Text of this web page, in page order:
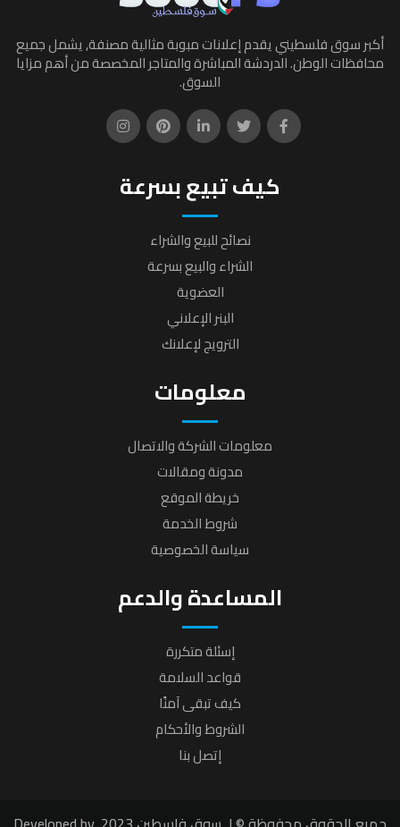
أكبر سوق فلسطيني يقدم إعلانات مبوبة مثالية مصنفة, يشمل جميع
محافظات الوطن. الدردشة المباشرة والمتاجر المخصصة من أهم مزايا
السوق.
كيف تبيع بسرعة
نصائح للبيع والشراء
الشراء والبيع بسرعة
العضوية
البنر الإعلاني
الترويج لإعلانك
معلومات
معلومات الشركة والاتصال
مدونة ومقالات
خريطة الموقع
شروط الخدمة
سياسة الخصوصية
المساعدة والدعم
إسئلة متكررة
قواعد السلامة
كيف تبقى آمنًا
الشروط والأحكام
إتصل بنا